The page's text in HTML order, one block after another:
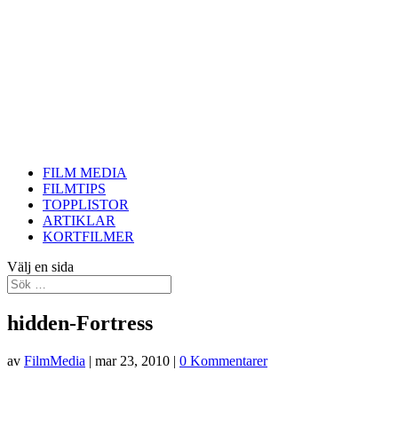
FILM MEDIA
FILMTIPS
TOPPLISTOR
ARTIKLAR
KORTFILMER
Välj en sida
hidden-Fortress
av FilmMedia | mar 23, 2010 | 0 Kommentarer